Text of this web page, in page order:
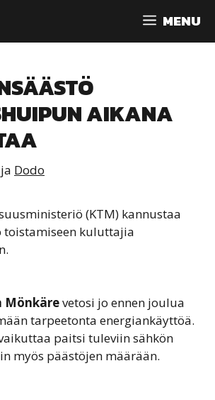
MENU
AIKANA
Dodo
(KTM) kannustaa
toistamiseen kuluttajia
Mönkärevetosi jo ennen joulua
tarpeetonta energiankäyttöä.
paitsi tuleviin sähkön
myös päästöjen määrään.